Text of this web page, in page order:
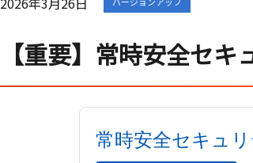
【重要】常時安全セ
常時安全セキュ